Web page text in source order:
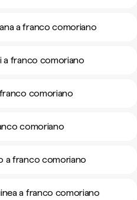
a franco comoriano
a franco comoriano
comoriano
comoriano
a franco comoriano
a franco comoriano